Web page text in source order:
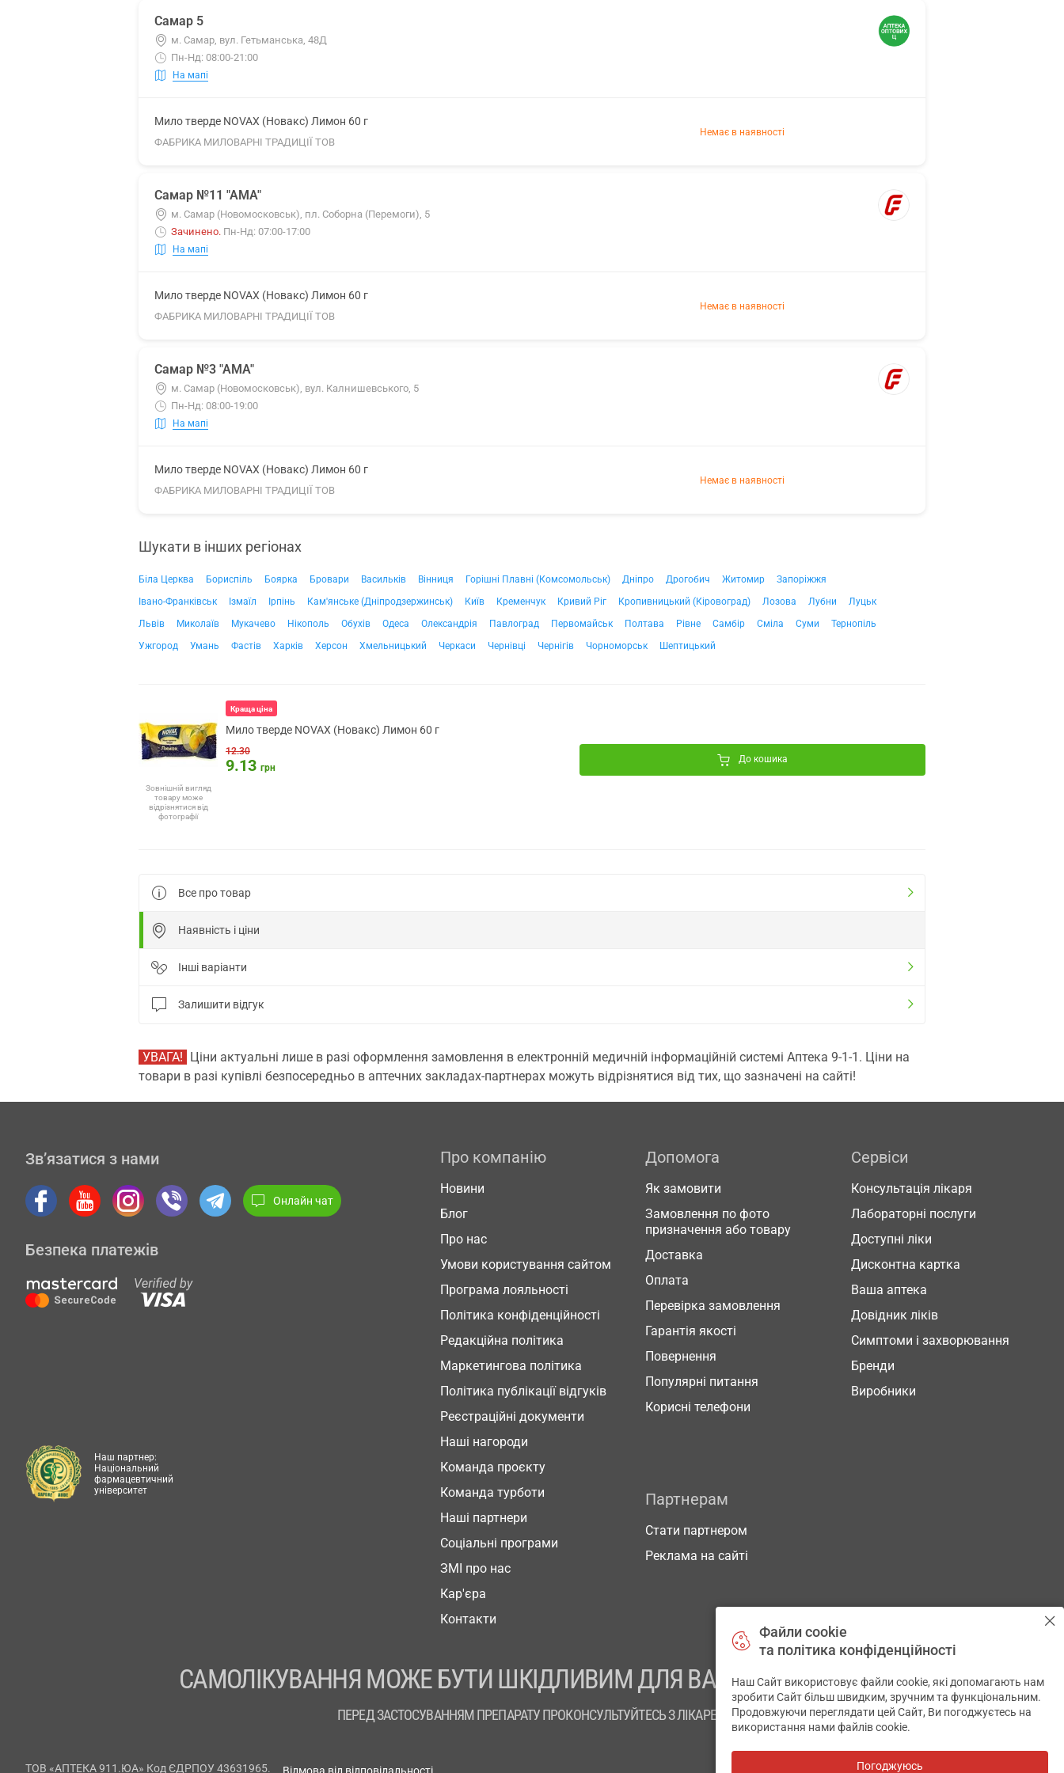
Самар 5
м. Самар, вул. Гетьманська, 48Д
Пн-Нд: 08:00-21:00
На мапі
Мило тверде NOVAX (Новакс) Лимон 60 г
ФАБРИКА МИЛОВАРНІ ТРАДИЦІЇ ТОВ
Немає в наявності
Самар №11 "АМА"
м. Самар (Новомосковськ), пл. Соборна (Перемоги), 5
Зачинено. Пн-Нд: 07:00-17:00
На мапі
Мило тверде NOVAX (Новакс) Лимон 60 г
ФАБРИКА МИЛОВАРНІ ТРАДИЦІЇ ТОВ
Немає в наявності
Самар №3 "АМА"
м. Самар (Новомосковськ), вул. Калнишевського, 5
Пн-Нд: 08:00-19:00
На мапі
Мило тверде NOVAX (Новакс) Лимон 60 г
ФАБРИКА МИЛОВАРНІ ТРАДИЦІЇ ТОВ
Немає в наявності
Шукати в інших регіонах
Біла Церква Бориспіль Боярка Бровари Васильків Вінниця Горішні Плавні (Комсомольськ) Дніпро Дрогобич Житомир
Запоріжжя
Івано-Франківськ
Ізмаїл Ірпінь Кам'янське (Дніпродзержинськ) Київ Кременчук Кривий Ріг Кропивницький (Кіровоград) Лозова Лубни
Луцьк
Львів
Миколаїв Мукачево Нікополь Обухів Одеса Олександрія Павлоград Первомайськ Полтава Рівне Самбір Сміла Суми
Тернопіль
Ужгород
Умань Фастів Харків Херсон Хмельницький Черкаси Чернівці Чернігів Чорноморськ Шептицький
Зовнішній вигляд
товару може
відрізнятися від
фотографії
Краща ціна
Мило тверде NOVAX (Новакс) Лимон 60 г
12.30
9.13 грн
До кошика
Все про товар
Наявність і ціни
Інші варіанти
Залишити відгук
УВАГА! Ціни актуальні лише в разі оформлення замовлення в електронній медичній інформаційній системі Аптека 9-1-1. Ціни на
товари в разі купівлі безпосередньо в аптечних закладах-партнерах можуть відрізнятися від тих, що зазначені на сайті!
Зв’язатися з нами
Онлайн чат
Безпека платежів
Про компанію
Новини
Блог
Про нас
Умови користування сайтом
Програма лояльності
Політика конфіденційності
Редакційна політика
Маркетингова політика
Політика публікації відгуків
Реєстраційні документи
Наші нагороди
Команда проєкту
Команда турботи
Наші партнери
Соціальні програми
ЗМІ про нас
Кар'єра
Контакти
Допомога
Як замовити
Замовлення по фото
призначення або товару
Доставка
Оплата
Перевірка замовлення
Гарантія якості
Повернення
Популярні питання
Корисні телефони
Сервіси
Консультація лікаря
Лабораторні послуги
Доступні ліки
Дисконтна картка
Ваша аптека
Довідник ліків
Симптоми і захворювання
Бренди
Виробники
Партнерам
Стати партнером
Реклама на сайті
Наш партнер:
Національний
фармацевтичний
університет
САМОЛІКУВАННЯ МОЖЕ БУТИ ШКІДЛИВИМ ДЛЯ ВАШОГО ЗДОРОВ’Я
ПЕРЕД ЗАСТОСУВАННЯМ ПРЕПАРАТУ ПРОКОНСУЛЬТУЙТЕСЬ З ЛІКАРЕМ
ТОВ «АПТЕКА 911.ЮА» Код ЄДРПОУ 43631965.
Файли cookie
та політика конфіденційності
Наш Сайт використовує файли cookie, які допомагають нам
зробити Сайт більш швидким, зручним та функціональним.
Продовжуючи переглядати цей Сайт, Ви погоджуєтесь на
використання нами файлів cookie.
Погоджуюсь
✕